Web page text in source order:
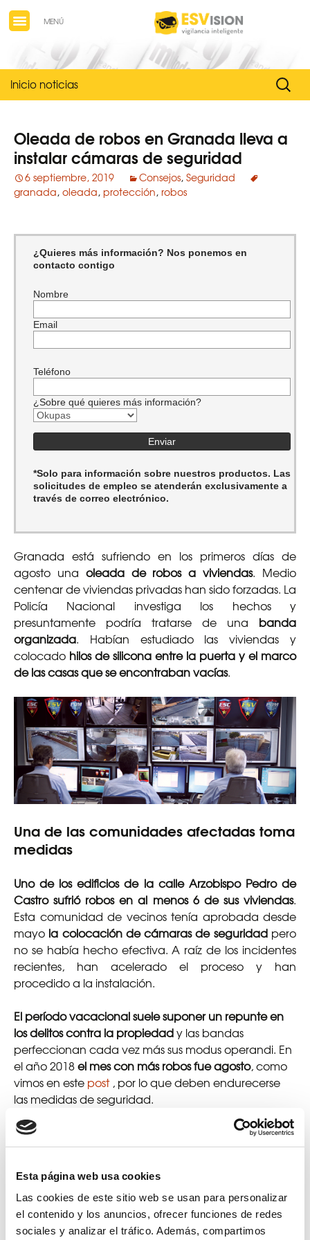
Esta página web usa cookies
Las cookies de este sitio web se usan para personalizar
el contenido y los anuncios, ofrecer funciones de redes
sociales y analizar el tráfico. Además, compartimos
MENÚ
Inicio noticias Buscar:
Oleada de robos en Granada lleva a
instalar cámaras de seguridad
6 septiembre, 2019 Consejos, Seguridad
granada, oleada, protección, robos
¿Quieres más información? Nos ponemos en
contacto contigo
Nombre
Email
Teléfono
¿Sobre qué quieres más información?
*Solo para información sobre nuestros productos. Las
solicitudes de empleo se atenderán exclusivamente a
través de correo electrónico.
Granada está sufriendo en los primeros días de
agosto una oleada de robos a viviendas. Medio
centenar de viviendas privadas han sido forzadas. La
Policía Nacional investiga los hechos y
presuntamente podría tratarse de una banda
organizada. Habían estudiado las viviendas y
colocado hilos de silicona entre la puerta y el marco
de las casas que se encontraban vacías.
Una de las comunidades afectadas toma
medidas
Uno de los edificios de la calle Arzobispo Pedro de
Castro sufrió robos en al menos 6 de sus viviendas.
Esta comunidad de vecinos tenía aprobada desde
mayo la colocación de cámaras de seguridad pero
no se había hecho efectiva. A raíz de los incidentes
recientes, han acelerado el proceso y han
procedido a la instalación.
El período vacacional suele suponer un repunte en
los delitos contra la propiedady las bandas
perfeccionan cada vez más sus modus operandi. En
el año 2018el mes con más robos fue agosto, como
vimos en este post , por lo que deben endurecerse
las medidas de seguridad.
Mejor prevenir que curar
Desde ESVision
dedicamos grandes esfuerzos a
desarrollar sistemas de videovigilancia y control de
accesos que impidan este tipo de sucesos. Nuestro
producto está pensado especialmente para las
comunidades de propietarios. Incluye cámaras para